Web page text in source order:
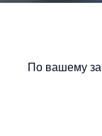
По вашему